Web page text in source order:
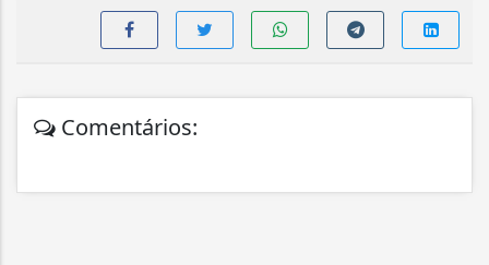
Comentários: